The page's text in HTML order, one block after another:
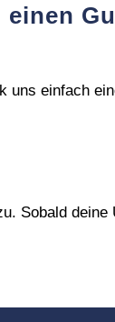
uns einfach
Sobald